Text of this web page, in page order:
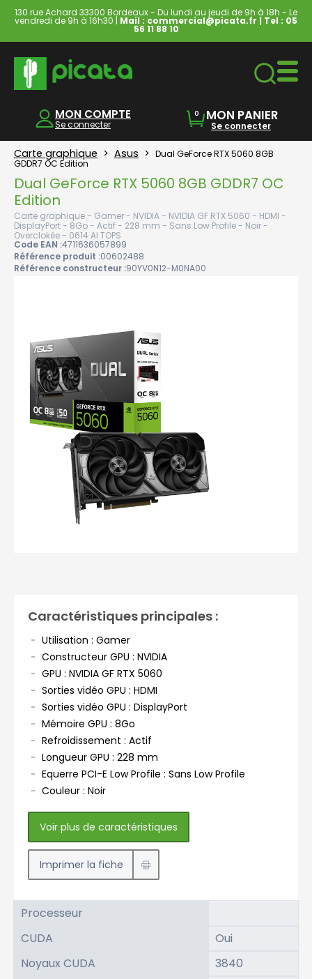
130 rue Achard 33300 Bordeaux - Du lundi au jeudi de 9h à 18h - Le
vendredi de 9h à 16h30 | Mail : commercial@picata.fr | Tel : 05
56 11 88 10
MON COMPTE
Se connecter
0 MON PANIER
Se connecter
Carte graphique > Asus > Dual GeForce RTX 5060 8GB
GDDR7 OC Edition
Dual GeForce RTX 5060 8GB GDDR7 OC
Edition
Carte graphique - Gamer - NVIDIA - NVIDIA GF RTX 5060 - HDMI -
DisplayPort - 8Go - Actif - 228 mm - Sans Low Profile - Noir -
Overclokée - 0614 AI TOPS
Code EAN :4711636057899
Référence produit :00602488
Référence constructeur :90YV0N12-M0NA00
Caractéristiques principales :
Utilisation : Gamer
Constructeur GPU : NVIDIA
GPU : NVIDIA GF RTX 5060
Sorties vidéo GPU : HDMI
Sorties vidéo GPU : DisplayPort
Mémoire GPU : 8Go
Refroidissement : Actif
Longueur GPU : 228 mm
Equerre PCI-E Low Profile : Sans Low Profile
Couleur : Noir
Voir plus de caractéristiques
Imprimer la fiche
Processeur
CUDA
Oui
Noyaux CUDA
3840